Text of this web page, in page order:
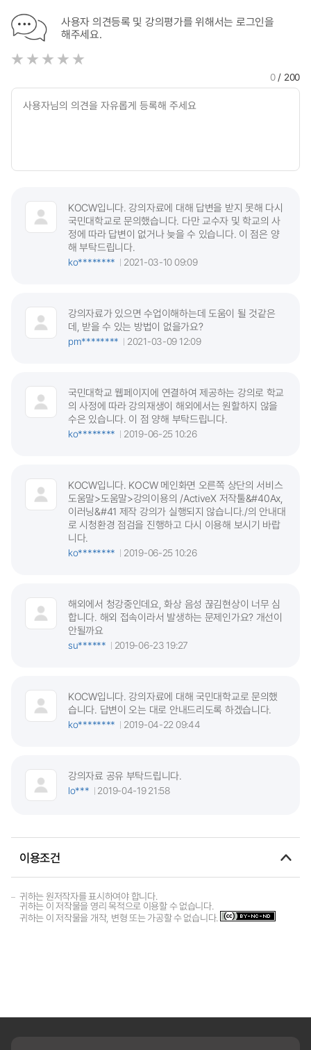
사용자 의견등록 및 강의평가를 위해서는 로그인을
해주세요.
0/ 200
KOCW입니다. 강의자료에 대해 답변을 받지 못해 다시
국민대학교로 문의했습니다. 다만 교수자 및 학교의 사
정에 따라 답변이 없거나 늦을 수 있습니다. 이 점은 양
해 부탁드립니다.
ko********
2021-03-10 09:09
강의자료가 있으면 수업이해하는데 도움이 될 것같은
데, 받을 수 있는 방법이 없을가요?
pm********
2021-03-09 12:09
국민대학교 웹페이지에 연결하여 제공하는 강의로 학교
의 사정에 따라 강의재생이 해외에서는 원할하지 않을
수은 있습니다. 이 점 양해 부탁드립니다.
ko********
2019-06-25 10:26
KOCW입니다. KOCW 메인화면 오른쪽 상단의 서비스
도움말>도움말>강의이용의 /ActiveX 저작툴&#40Ax,
이러닝&#41 제작 강의가 실행되지 않습니다./의 안내대
로 시청환경 점검을 진행하고 다시 이용해 보시기 바랍
니다.
ko********
2019-06-25 10:26
해외에서 청강중인데요, 화상 음성 끊김현상이 너무 심
합니다. 해외 접속이라서 발생하는 문제인가요? 개선이
안될까요
su******
2019-06-23 19:27
KOCW입니다. 강의자료에 대해 국민대학교로 문의했
습니다. 답변이 오는 대로 안내드리도록 하겠습니다.
ko********
2019-04-22 09:44
강의자료 공유 부탁드립니다.
lo***
2019-04-19 21:58
이용조건
귀하는 원저작자를 표시하여야 합니다.
귀하는 이 저작물을 영리 목적으로 이용할 수 없습니다.
귀하는 이 저작물을 개작, 변형 또는 가공할 수 없습니다.